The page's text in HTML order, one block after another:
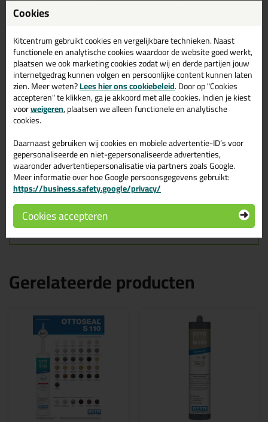
Ottoseal S110 400ml in
Sneeuwwit C116
Zoek je kit in een specifieke kleur? Gevonden! Deze sanitairkit
Ottoseal S110 400ml in de kleur Sneeuwwit C116 is te gebruiken
voor verschillende toepassingen. Een duurzame en veelzijdige kit
welke makkelijk te verwerken is. Perfect als je een bijpassende
kleur zoekt met gegarandeerd een topresultaat. Bestel de
Ottoseal S110 400ml in kleur Sneeuwwit C116 vandaag nog! Op
voorraad en op werkdagen besteld = morgen in huis.
Wil je meer weten over de toepassing en kenmerken van dit
product?Lees alles over dit product >
Tips & tricks voor Ottoseal S110
400ml
In de volgende blogs wordt dit product gebruikt:
Hoe kan je kit verwijderen?
Gerelateerde producten
Cookies
Kitcentrum gebruikt cookies en vergelijkbare technieken. Naast
functionele en analytische cookies waardoor de website goed werkt,
plaatsen we ook marketing cookies zodat wij en derde partijen jouw
internetgedrag kunnen volgen en persoonlijke content kunnen laten
zien. Meer weten?Lees hier ons cookiebeleid. Door op "Cookies
accepteren" te klikken, ga je akkoord met alle cookies. Indien je kiest
voorweigeren, plaatsen we alleen functionele en analytische
cookies.
Daarnaast gebruiken wij cookies en mobiele advertentie-ID’s voor
gepersonaliseerde en niet-gepersonaliseerde advertenties,
waaronder advertentiepersonalisatie via partners zoals Google.
Meer informatie over hoe Google persoonsgegevens gebruikt:
https://business.safety.google/privacy/
Cookies accepteren